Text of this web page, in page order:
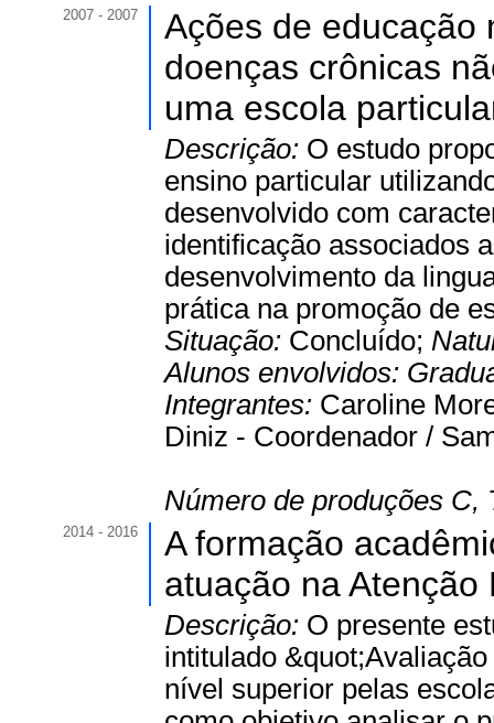
2007 - 2007
Ações de educação
doenças crônicas
uma escola
Descrição: O estudo
ensino particular
desenvolvido com
identificação associados
desenvolvimento da
prática na promoção de
Situação: Concluído;
Alunos envolvidos:
Integrantes: Caroline
Diniz - Coordenador /
Número de produções C,
2014 - 2016
A formação
atuação na Atenção
Descrição: O presente
intitulado
nível superior pelas